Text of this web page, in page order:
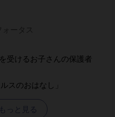
受けるお子さんの保護者
スのおはなし」
っと見る